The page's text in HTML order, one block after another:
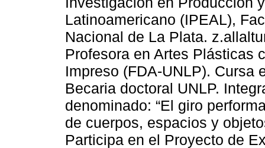
Latinoamericano (IPEAL),
Nacional de La Plata.
Profesora en Artes Plásticas
Impreso (FDA-UNLP). Cursa
Becaria doctoral UNLP.
denominado: “El giro
de cuerpos, espacios y
Participa en el Proyecto de